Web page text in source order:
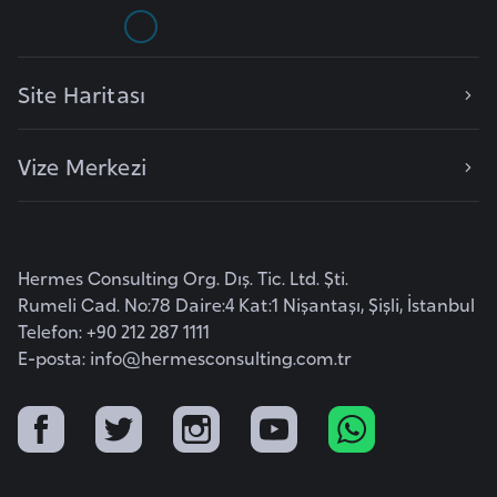
Site Haritası
Vize Merkezi
Hermes Consulting Org. Dış. Tic. Ltd. Şti.
Rumeli Cad. No:78 Daire:4 Kat:1 Nişantaşı, Şişli, İstanbul
Telefon: +90 212 287 1111
E-posta: info@hermesconsulting.com.tr
r
s
B
u
r
i
n